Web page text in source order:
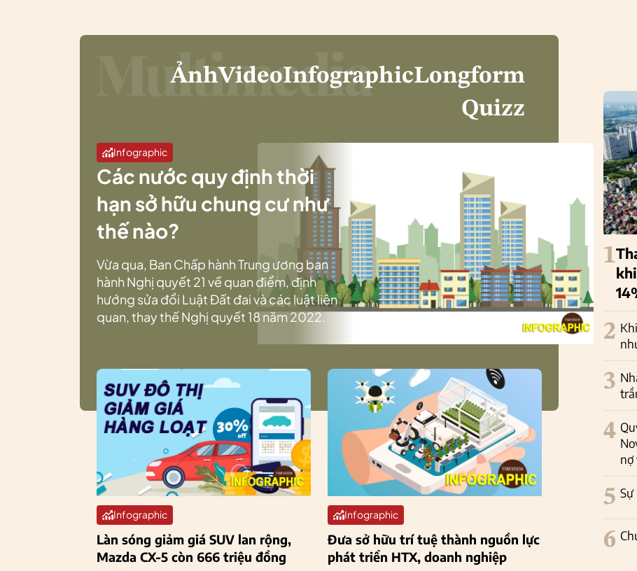
ẢnhVideoInfographicLongform
Quizz
Infographic
Các nước quy định thời
hạn sở hữu chung cư như
thế nào?
Vừa qua, Ban Chấp hành Trung ương ban
hành Nghị quyết 21 về quan điểm, định
hướng sửa đổi Luật Đất đai và các luật liên
quan, thay thế Nghị quyết 18 năm 2022.
Infographic
Làn sóng giảm giá SUV lan rộng,
Mazda CX-5 còn 666 triệu đồng
Infographic
Đưa sở hữu trí tuệ thành nguồn lực
phát triển HTX, doanh nghiệp
1
2
3
4
nợ
5
6